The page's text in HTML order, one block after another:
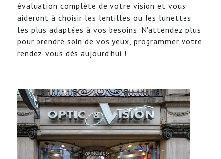
évaluation complète de votre vision et vous
aideront à choisir les lentilles ou les lunettes
les plus adaptées à vos besoins. N'attendez plus
pour prendre soin de vos yeux, programmer votre
rendez-vous dès aujourd'hui !